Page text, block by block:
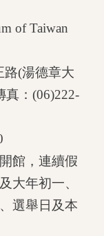
of Taiwan
路(湯德章大
：(06)222-
館，連續假
大年初一、
選舉日及本